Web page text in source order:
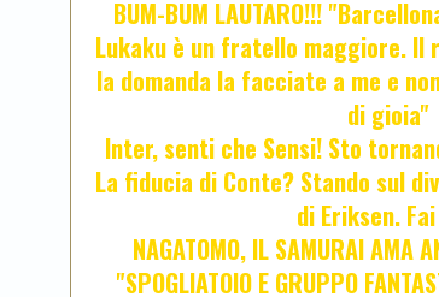
BUM-BUM LAUTARO!!!
Lukaku è un fratello maggiore. Il
la domanda la facciate a me e
di gioia"
Inter, senti che Sensi! Sto
La fiducia di Conte? Stando sul
di Eriksen.
NAGATOMO, IL SAMURAI AMA
"SPOGLIATOIO E GRUPPO